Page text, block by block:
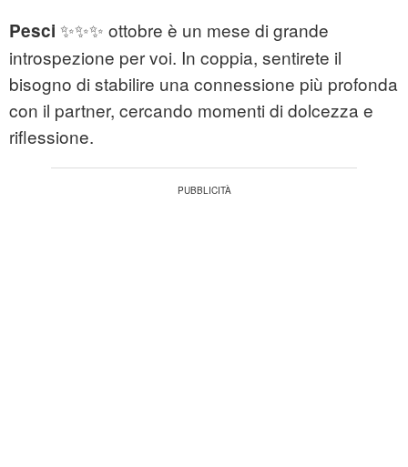
Pesci ✨✨✨ ottobre è un mese di grande
introspezione per voi. In coppia, sentirete il
bisogno di stabilire una connessione più profonda
con il partner, cercando momenti di dolcezza e
riflessione.